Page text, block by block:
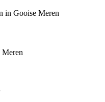
in Gooise Meren
Meren